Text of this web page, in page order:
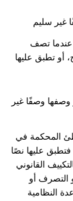
غير سليم
عندما تصف
أو تطبق عليها
وصفًا غير
المحكمة في
فتطبق عليها نصًا
القانوني
التصرف أو
النظامية